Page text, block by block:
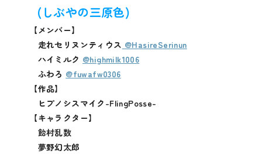
(しぶやの三原色)
【メンバー】
走れセリヌンティウス @HasireSerinun
ハイミルク @highmilk1006
ふわろ @fuwafw0306
【作品】
ヒプノシスマイク-FlingPosse-
【キャラクター】
飴村乱数
夢野幻太郎